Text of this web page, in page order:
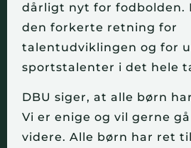
dårligt nyt for fodbolden.
den forkerte retning for
talentudviklingen og for
sportstalenter i det hele
DBU siger, at alle børn
Vi er enige og vil gerne
videre. Alle børn har ret